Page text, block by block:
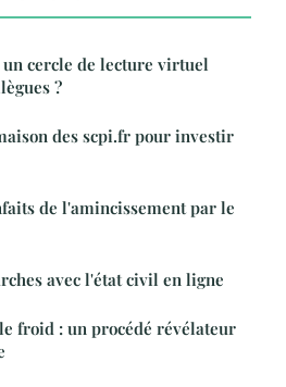
cercle de lecture virtuel
?
des scpi.fr pour investir
de l'amincissement par le
avec l'état civil en ligne
froid : un procédé révélateur